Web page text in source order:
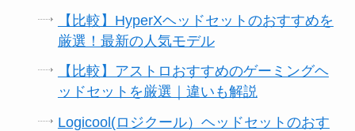
【比較】HyperXヘッドセットのおすすめを
厳選！最新の人気モデル
【比較】アストロおすすめのゲーミングヘ
ッドセットを厳選｜違いも解説
Logicool(ロジクール）ヘッドセットのおす